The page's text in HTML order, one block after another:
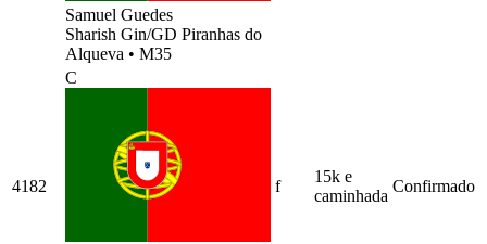
Samuel Guedes
Sharish Gin/GD Piranhas do
Alqueva • M35
4182
C
f
15k e
caminhada
Confirmado